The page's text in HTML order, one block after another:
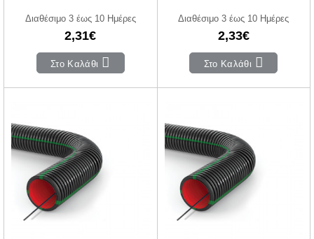
Διαθέσιμο 3 έως 10 Ημέρες
2,31€
Στο Καλάθι
Διαθέσιμο 3 έως 10 Ημέρες
2,33€
Στο Καλάθι